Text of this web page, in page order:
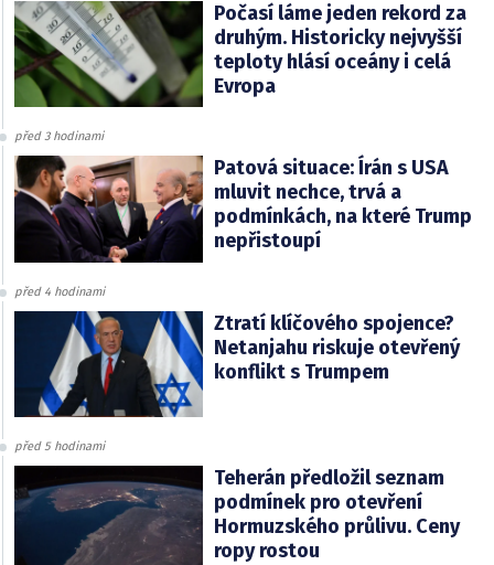
Počasí láme jeden rekord za
druhým. Historicky nejvyšší
teploty hlásí oceány i celá
Evropa
před 3 hodinami
Patová situace: Írán s USA
mluvit nechce, trvá a
podmínkách, na které Trump
nepřistoupí
před 4 hodinami
Ztratí klíčového spojence?
Netanjahu riskuje otevřený
konflikt s Trumpem
před 5 hodinami
Teherán předložil seznam
podmínek pro otevření
Hormuzského průlivu. Ceny
ropy rostou